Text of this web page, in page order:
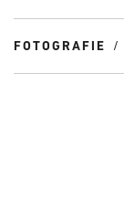
FOTOGRAFIE